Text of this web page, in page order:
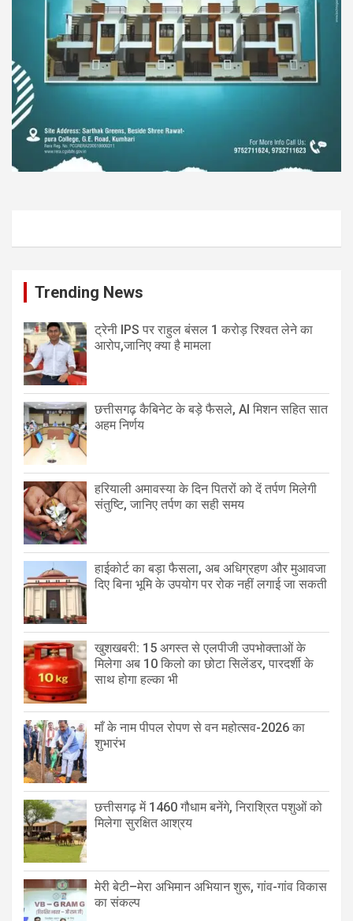
Trending News
ट्रेनी IPS पर राहुल बंसल 1 करोड़ रिश्वत लेने का
आरोप,जानिए क्या है मामला
छत्तीसगढ़ कैबिनेट के बड़े फैसले, AI मिशन सहित सात
अहम निर्णय
हरियाली अमावस्या के दिन पितरों को दें तर्पण मिलेगी
संतुष्टि, जानिए तर्पण का सही समय
हाईकोर्ट का बड़ा फैसला, अब अधिग्रहण और मुआवजा
दिए बिना भूमि के उपयोग पर रोक नहीं लगाई जा सकती
खुशखबरी: 15 अगस्त से एलपीजी उपभोक्ताओं के
मिलेगा अब 10 किलो का छोटा सिलेंडर, पारदर्शी के
साथ होगा हल्का भी
माँ के नाम पीपल रोपण से वन महोत्सव-2026 का
शुभारंभ
छत्तीसगढ़ में 1460 गौधाम बनेंगे, निराश्रित पशुओं को
मिलेगा सुरक्षित आश्रय
मेरी बेटी–मेरा अभिमान अभियान शुरू, गांव-गांव विकास
का संकल्प